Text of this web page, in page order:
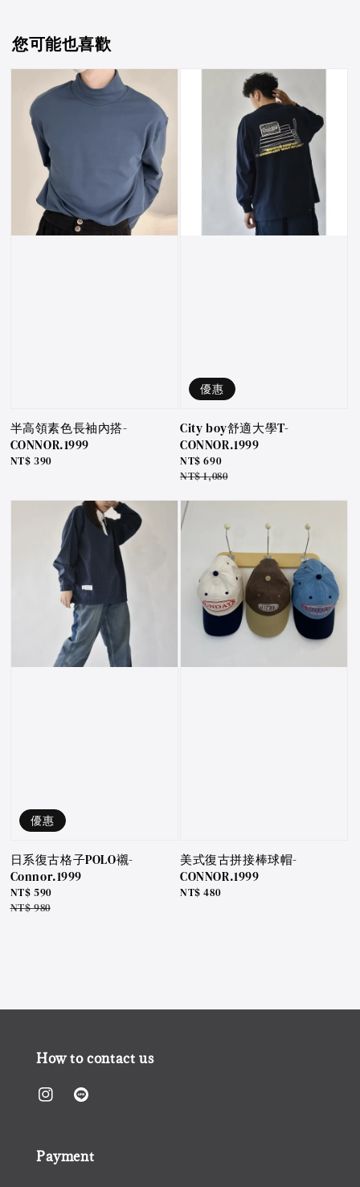
您可能也喜歡
半高領素色長袖內搭-
CONNOR.1999
Regular
NT$ 390
優惠
City boy舒適大學T-
CONNOR.1999
Sale
price
NT$ 690
Regular
NT$ 1,080
優惠
日系復古格子POLO襯-
Connor.1999
Sale
price
NT$ 590
Regular
NT$ 980
美式復古拼接棒球帽-
CONNOR.1999
Regular
NT$ 480
How to contact us
Payment